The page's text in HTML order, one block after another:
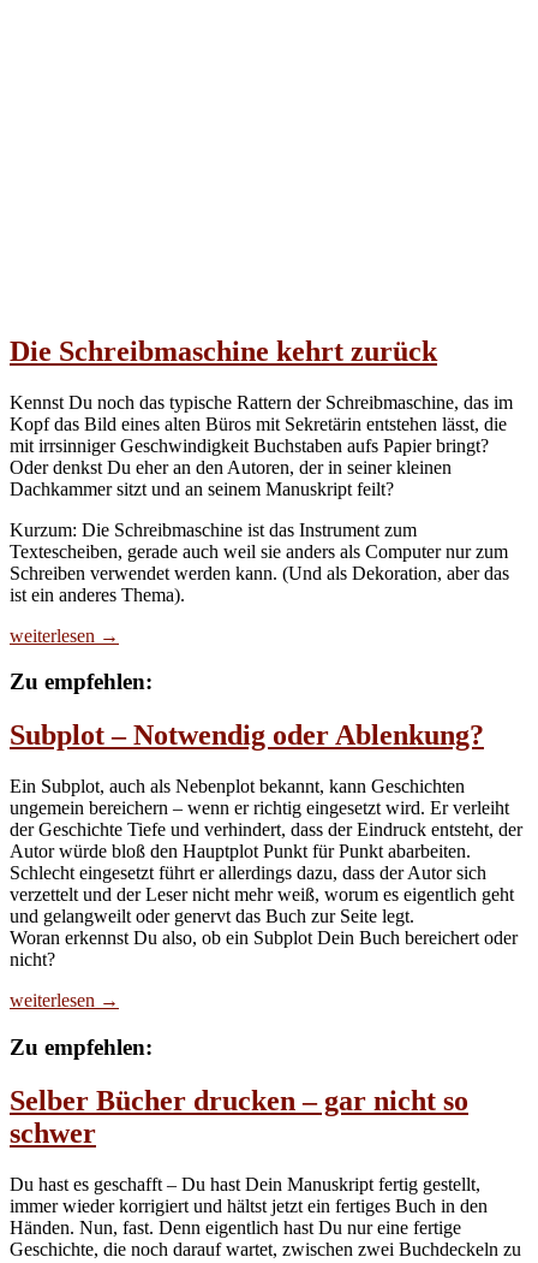
Die Schreibmaschine kehrt zurück
Kennst Du noch das typische Rattern der Schreibmaschine, das im
Kopf das Bild eines alten Büros mit Sekretärin entstehen lässt, die
mit irrsinniger Geschwindigkeit Buchstaben aufs Papier bringt?
Oder denkst Du eher an den Autoren, der in seiner kleinen
Dachkammer sitzt und an seinem Manuskript feilt?
Kurzum: Die Schreibmaschine ist das Instrument zum
Textescheiben, gerade auch weil sie anders als Computer nur zum
Schreiben verwendet werden kann. (Und als Dekoration, aber das
ist ein anderes Thema).
Die
kehrt
weiterlesen →
Zu empfehlen:
Subplot – Notwendig oder Ablenkung?
Ein Subplot, auch als Nebenplot bekannt, kann Geschichten
ungemein bereichern – wenn er richtig eingesetzt wird. Er verleiht
der Geschichte Tiefe und verhindert, dass der Eindruck entsteht, der
Autor würde bloß den Hauptplot Punkt für Punkt abarbeiten.
Schlecht eingesetzt führt er allerdings dazu, dass der Autor sich
verzettelt und der Leser nicht mehr weiß, worum es eigentlich geht
und gelangweilt oder genervt das Buch zur Seite legt.
Woran erkennst Du also, ob ein Subplot Dein Buch bereichert oder
nicht?
Subplot
Notwendig
Ablenkung?
weiterlesen →
Zu empfehlen:
Selber Bücher drucken – gar nicht so
schwer
Du hast es geschafft – Du hast Dein Manuskript fertig gestellt,
immer wieder korrigiert und hältst jetzt ein fertiges Buch in den
Händen. Nun, fast. Denn eigentlich hast Du nur eine fertige
Geschichte, die noch darauf wartet, zwischen zwei Buchdeckeln zu